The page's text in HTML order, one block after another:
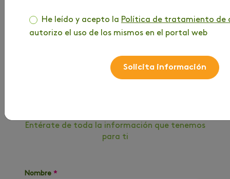
HAZ PARTE DE
Entérate de toda la información que tenemos
para ti
Nombre *
He leído y acepto la Política de tratamiento de
autorizo el uso de los mismos en el portal web
Solicita información